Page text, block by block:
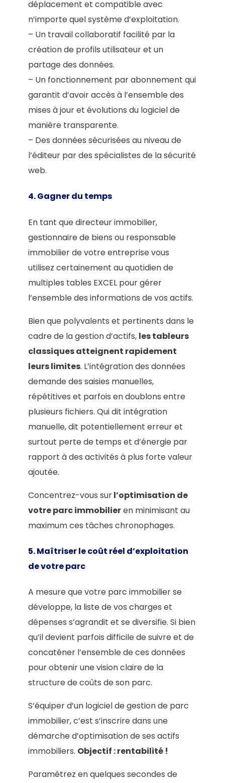
déplacement et compatible avec
n’importe quel système d’exploitation.
– Un travail collaboratif facilité par la
création de profils utilisateur et un
partage des données.
– Un fonctionnement par abonnement qui
garantit d’avoir accès à l’ensemble des
mises à jour et évolutions du logiciel de
manière transparente.
– Des données sécurisées au niveau de
l’éditeur par des spécialistes de la sécurité
web.
4. Gagner du temps
En tant que directeur immobilier,
gestionnaire de biens ou responsable
immobilier de votre entreprise vous
utilisez certainement au quotidien de
multiples tables EXCEL pour gérer
l’ensemble des informations de vos actifs.
Bien que polyvalents et pertinents dans le
cadre de la gestion d’actifs, les tableurs
classiques atteignent rapidement
leurs limites. L’intégration des données
demande des saisies manuelles,
répétitives et parfois en doublons entre
plusieurs fichiers. Qui dit intégration
manuelle, dit potentiellement erreur et
surtout perte de temps et d’énergie par
rapport à des activités à plus forte valeur
ajoutée.
Concentrez-vous surl’optimisation de
votre parc immobilieren minimisant au
maximum ces tâches chronophages.
5. Maîtriser le coût réel d’exploitation
de votre parc
A mesure que votre parc immobilier se
développe, la liste de vos charges et
dépenses s’agrandit et se diversifie. Si bien
qu’il devient parfois difficile de suivre et de
concaténer l’ensemble de ces données
pour obtenir une vision claire de la
structure de coûts de son parc.
S’équiper d’un logiciel de gestion de parc
immobilier, c’est s’inscrire dans une
démarche d’optimisation de ses actifs
immobiliers. Objectif : rentabilité !
Paramétrez en quelques secondes de